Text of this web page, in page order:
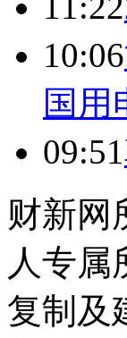
10:06
国用
09:51
财新网
人专属
复制及